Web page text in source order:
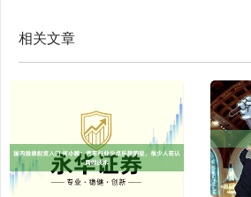
相关文章